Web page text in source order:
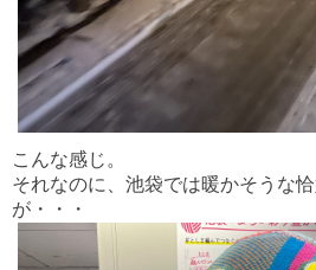
こんな感じ。
それなのに、池袋では暖かそうな
が・・・